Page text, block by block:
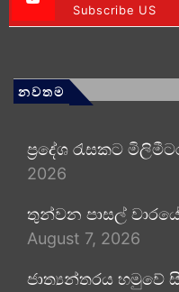
Subscribe US
නවතම
ප්‍රදේශ රැසකට
2026
තුන්වන පාසල්
August 7, 2026
ජාත්‍යන්තරය හමුවේ